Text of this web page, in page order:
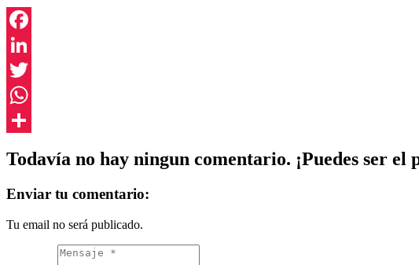
Facebook
LinkedIn
Twitter
WhatsApp
Todavía no hay ningun comentario. ¡Puedes ser
Enviar tu comentario:
Tu email no será publicado.